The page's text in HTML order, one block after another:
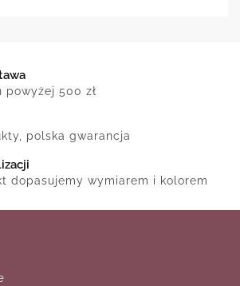
powyżej 500 zł
polska gwarancja
dopasujemy wymiarem i kolorem